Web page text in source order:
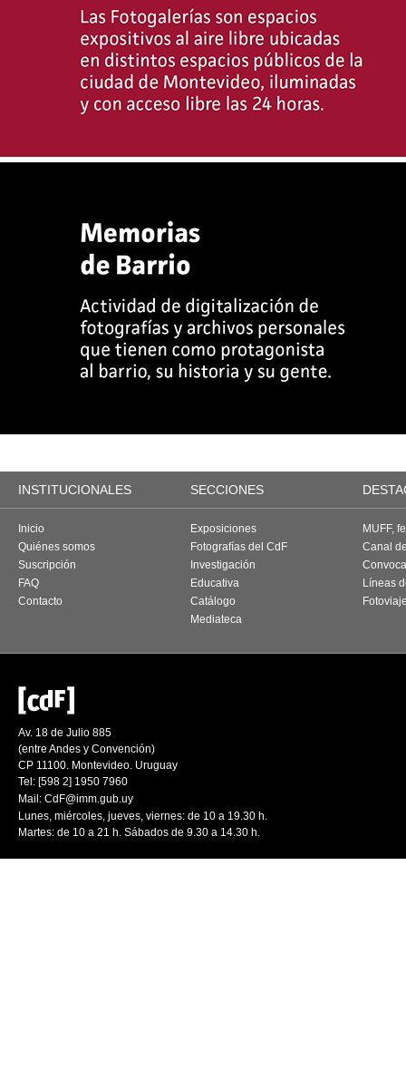
INSTITUCIONALES SECCIONES
Inicio
Quiénes somos
Suscripción
FAQ
Contacto
Exposiciones
Fotografías del CdF
Investigación
Educativa
Catálogo
Mediateca
MUFF,
Canal
Líneas
Av. 18 de Julio 885
(entre Andes y Convención)
CP 11100. Montevideo. Uruguay
Tel: [598 2] 1950 7960
Mail: CdF@imm.gub.uy
Lunes, miércoles, jueves, viernes: de 10 a 19.30 h.
Martes: de 10 a 21 h. Sábados de 9.30 a 14.30 h.